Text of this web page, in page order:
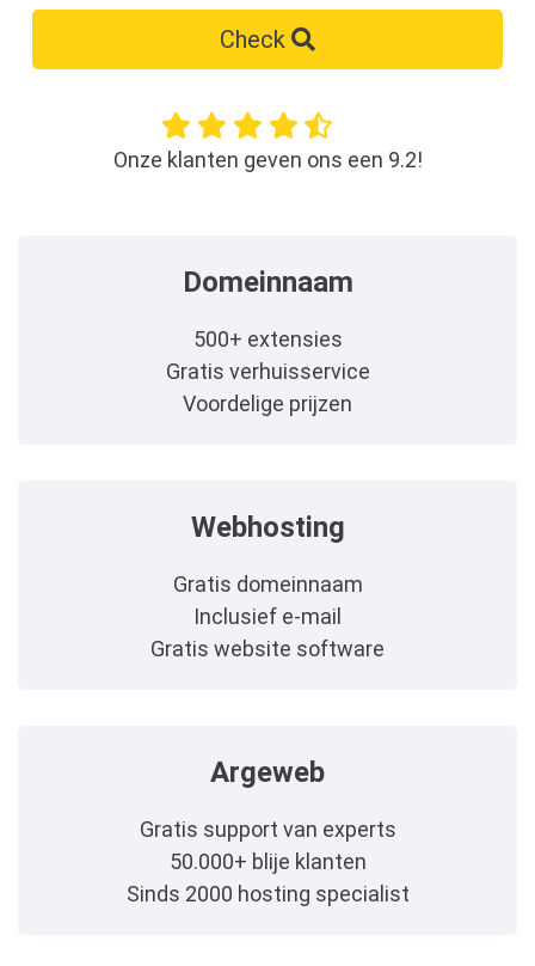
Check
Onze klanten geven ons een 9.2!
Domeinnaam
500+ extensies
Gratis verhuisservice
Voordelige prijzen
Webhosting
Gratis domeinnaam
Inclusief e-mail
Gratis website software
Argeweb
Gratis support van experts
50.000+ blije klanten
Sinds 2000 hosting specialist